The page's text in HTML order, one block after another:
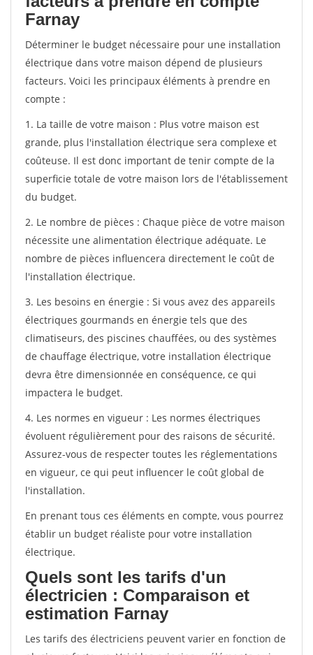
Farnay
Déterminer le budget nécessaire pour une installation
électrique dans votre maison dépend de plusieurs
facteurs. Voici les principaux éléments à prendre en
compte :
1. La taille de votre maison : Plus votre maison est
grande, plus l'installation électrique sera complexe et
coûteuse. Il est donc important de tenir compte de la
superficie totale de votre maison lors de l'établissement
du budget.
2. Le nombre de pièces : Chaque pièce de votre maison
nécessite une alimentation électrique adéquate. Le
nombre de pièces influencera directement le coût de
l'installation électrique.
3. Les besoins en énergie : Si vous avez des appareils
électriques gourmands en énergie tels que des
climatiseurs, des piscines chauffées, ou des systèmes
de chauffage électrique, votre installation électrique
devra être dimensionnée en conséquence, ce qui
impactera le budget.
4. Les normes en vigueur : Les normes électriques
évoluent régulièrement pour des raisons de sécurité.
Assurez-vous de respecter toutes les réglementations
en vigueur, ce qui peut influencer le coût global de
l'installation.
En prenant tous ces éléments en compte, vous pourrez
établir un budget réaliste pour votre installation
électrique.
Quels sont les tarifs d'un
électricien : Comparaison et
estimation Farnay
Les tarifs des électriciens peuvent varier en fonction de